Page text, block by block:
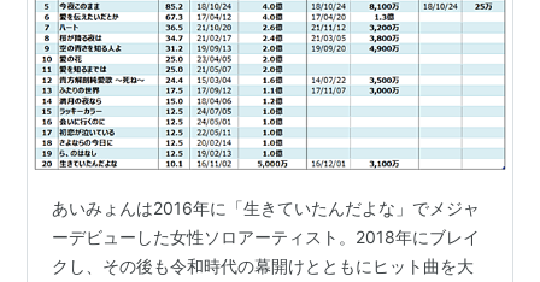
あいみょんは2016年に「生きていたんだよな」でメジャ
ーデビューした女性ソロアーティスト。2018年にブレイ
クし、その後も令和時代の幕開けとともにヒット曲を大